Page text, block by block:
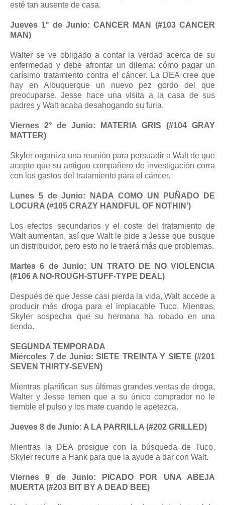
esté tan ausente de casa.
Jueves 1° de Junio: CANCER MAN (#103 CANCER
MAN)
Walter se ve obligado a contar la verdad acerca de su
enfermedad y debe afrontar un dilema: cómo pagar un
carísimo tratamiento contra el cáncer. La DEA cree que
hay en Albuquerque un nuevo pez gordo del que
preocuparse. Jesse hace una visita a la casa de sus
padres y Walt acaba desahogando su furia.
Viernes 2° de Junio: MATERIA GRIS (#104 GRAY
MATTER)
Skyler organiza una reunión para persuadir a Walt de que
acepte que su antiguo compañero de investigación corra
con los gastos del tratamiento para el cáncer.
Lunes 5 de Junio: NADA COMO UN PUÑADO DE
LOCURA (#105 CRAZY HANDFUL OF NOTHIN’)
Los efectos secundarios y el coste del tratamiento de
Walt aumentan, así que Walt le pide a Jesse que busque
un distribuidor, pero esto no le traerá más que problemas.
Martes 6 de Junio: UN TRATO DE NO VIOLENCIA
(#106 A NO-ROUGH-STUFF-TYPE DEAL)
Después de que Jesse casi pierda la vida, Walt accede a
producir más droga para el implacable Tuco. Mientras,
Skyler sospecha que su hermana ha robado en una
tienda.
SEGUNDA TEMPORADA
Miércoles 7 de Junio: SIETE TREINTA Y SIETE (#201
SEVEN THIRTY-SEVEN)
Mientras planifican sus últimas grandes ventas de droga,
Walter y Jesse temen que a su único comprador no le
tiemble el pulso y los mate cuando le apetezca.
Jueves 8 de Junio: A LA PARRILLA (#202 GRILLED)
Mientras la DEA prosigue con la búsqueda de Tuco,
Skyler recurre a Hank para que la ayude a dar con Walt.
Viernes 9 de Junio: PICADO POR UNA ABEJA
MUERTA (#203 BIT BY A DEAD BEE)